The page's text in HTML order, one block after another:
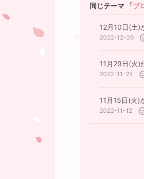
同じテーマ 「ブ
12月10日(土)
2022-12-09
11月29日(火)
2022-11-24
11月15日(火)
2022-11-12